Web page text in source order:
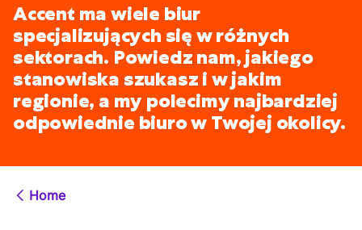
Accent ma wiele biur
specjalizujących się w różnych
sektorach. Powiedz nam, jakiego
stanowiska szukasz i w jakim
regionie, a my polecimy najbardziej
odpowiednie biuro w Twojej okolicy.
Home